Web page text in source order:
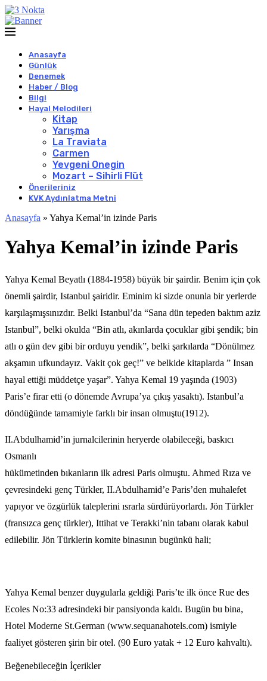
Anasayfa
Günlük
Denemek
Haber / Blog
Bilgi
Hayal Melodileri
Kitap
Yarışma
La Traviata
Carmen
Yevgeni Onegin
Mozart – Sihirli Flüt
Önerileriniz
KVK Aydınlatma Metni
Anasayfa » Yahya Kemal’in izinde Paris
Yahya Kemal’in izinde Paris
Yahya Kemal Beyatlı (1884-1958) büyük bir şairdir. Benim için çok
önemli şairdir, Istanbul şairidir. Eminim ki sizde onunla bir yerlerde
karşılaşmışsınızdır. Belki Istanbul’da “Sana dün tepeden baktım aziz
Istanbul”, belki okulda “Bin atlı, akınlarda çocuklar gibi şendik; bin
atlı o gün dev gibi bir orduyu yendik”, belki şarkılarda “Dönülmez
akşamın ufkundayız. Vakit çok geç!” ve belkide kitaplarda ” Insan
hayal ettiği müddetçe yaşar”. Yahya Kemal 19 yaşında (1903)
Paris’e firar etti (o dönemde Avrupa’ya çıkış yasaktı). Istanbul’a
döndüğünde tamamiyle farklı bir insan olmuştu(1912).
II.Abdulhamid’in jurnalcilerinin heryerde olabileceği, baskıcı
Osmanlı
hükümetinden bıkanların ilk adresi Paris olmuştu. Ahmed Rıza ve
çevresindeki genç Türkler, II.Abdulhamid’e Paris’den muhalefet
yapıyor ve özgürlük taleplerini ısrarla sürdürüyorlardı. Jön Türkler
(fransızca genç türkler), Ittihat ve Terakki’nin tabanı olarak kabul
edilebilir. Jön Türklerin komite binasının bugünkü hali;
Yahya Kemal benzer duygularla geldiği Paris’te ilk önce Rue des
Ecoles No:33 adresindeki bir pansiyonda kaldı. Bugün bu bina,
Hotel Moderne St.German (www.sequanahotels.com) ismiyle
faaliyet gösteren şirin bir otel. (90 Euro yatak + 12 Euro kahvaltı).
Beğenebileceğin İçerikler